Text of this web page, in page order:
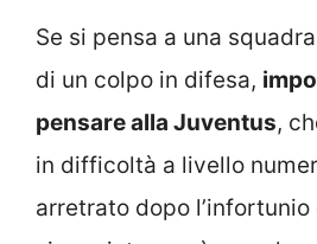
Se si pensa a una
di un colpo in difesa,
pensare alla Juventus,
in difficoltà a livello
arretrato dopo l’infortunio